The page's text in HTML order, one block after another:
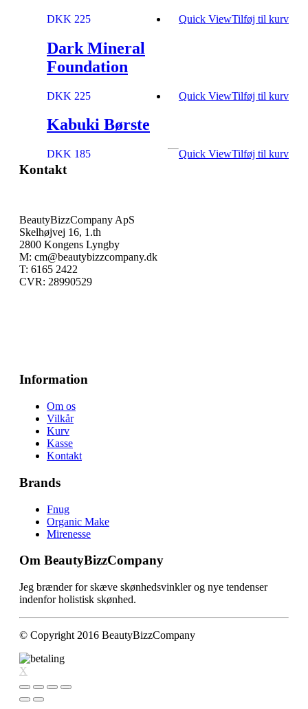
DKK 225 Tilføj til kurv
Quick View
Dark Mineral
Foundation
DKK 225 Tilføj til kurv
Quick View
Kabuki Børste
DKK 185 Tilføj til kurv
Quick View
Kontakt
BeautyBizzCompany ApS
Skelhøjvej 16, 1.th
2800 Kongens Lyngby
M: cm@beautybizzcompany.dk
T: 6165 2422
CVR: 28990529
Information
Om os
Vilkår
Kurv
Kasse
Kontakt
Brands
Fnug
Organic Make
Mirenesse
Om BeautyBizzCompany
Jeg brænder for skæve skønhedsvinkler og nye tendenser
indenfor holistisk skønhed.
© Copyright 2016 BeautyBizzCompany
X